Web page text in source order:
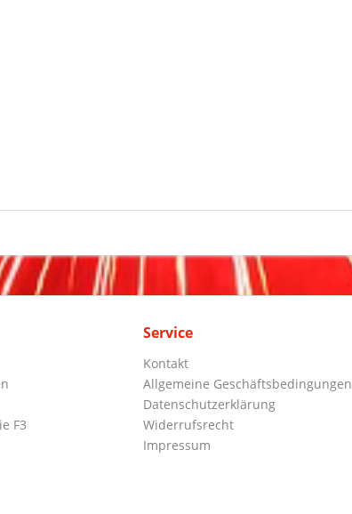
F3
Service
Kontakt
Allgemeine Geschäftsbedingungen
Datenschutzerklärung
Widerrufsrecht
Impressum